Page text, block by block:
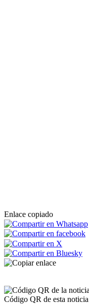
Enlace copiado
Código QR de esta noticia